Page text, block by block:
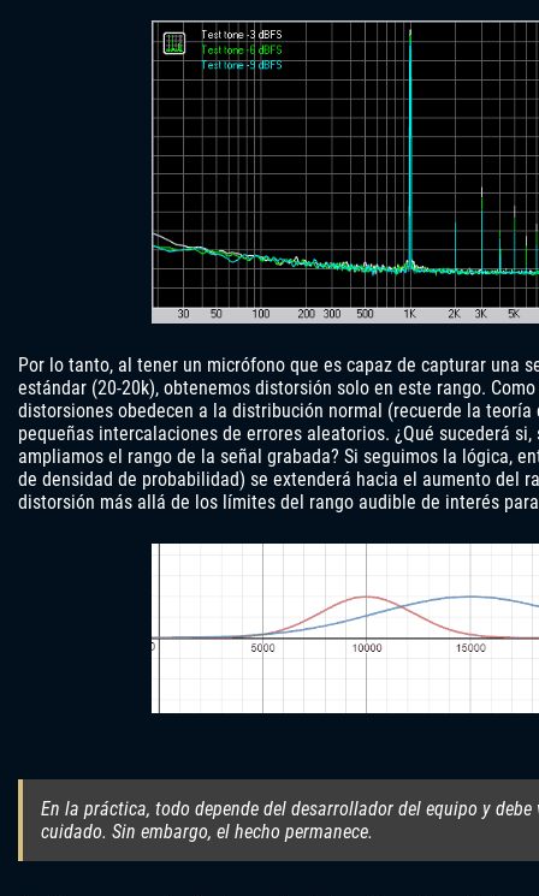
Por lo tanto, al tener un micrófono que es capaz de capturar una
estándar (20-20k), obtenemos distorsión solo en este rango.
distorsiones obedecen a la distribución normal (recuerde la teoría
pequeñas intercalaciones de errores aleatorios. ¿Qué sucederá
ampliamos el rango de la señal grabada? Si seguimos la lógica,
de densidad de probabilidad) se extenderá hacia el aumento del
distorsión más allá de los límites del rango audible de interés
En la práctica, todo depende del desarrollador del equipo y
cuidado. Sin embargo, el hecho permanece.